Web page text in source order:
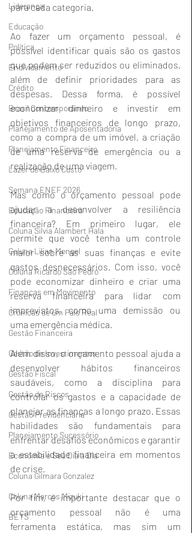
Liderança
Educação
Política
Endividamento
Crédito
Brasil Contemporâneo
Planejamento de Aposentadoria
Planejamento Financeiro
Lazer de Baixo Custo
Semana ENEF 2026
Educação Financeira
Coluna Silvia Alambert Hala
Coluna Lilian Mengel
Coluna Ricardo São Pedro
Finanças em Movimento
Crônicas de um País Real
Gestão Financeira
Gestão de Investimentos
Gestão Fiscal
Gestão de Riscos
Gestão Previdenciária
Planejamento Sucessório
Economia e Seu Dia a Dia
Coluna Gilmara Gonzalez
Coluna Marcos Mizuki
BETS
para cada categoria.
Ao fazer um orçamento pessoal, é
possível identificar quais são os gastos
que podem ser reduzidos ou eliminados,
além de definir prioridades para as
despesas. Dessa forma, é possível
economizar dinheiro e investir em
objetivos financeiros de longo prazo,
como a compra de um imóvel, a criação
de uma reserva de emergência ou a
realização de uma viagem.
Mas como o orçamento pessoal pode
ajudar a desenvolver a resiliência
financeira? Em primeiro lugar, ele
permite que você tenha um controle
maior sobre as suas finanças e evite
gastos desnecessários. Com isso, você
pode economizar dinheiro e criar uma
reserva financeira para lidar com
imprevistos, como uma demissão ou
uma emergência médica.
Além disso, o orçamento pessoal ajuda a
desenvolver hábitos financeiros
saudáveis, como a disciplina para
controlar os gastos e a capacidade de
planejar as finanças a longo prazo. Essas
habilidades são fundamentais para
enfrentar desafios econômicos e garantir
a estabilidade financeira em momentos
de crise.
Por fim, é importante destacar que o
orçamento pessoal não é uma
ferramenta estática, mas sim um